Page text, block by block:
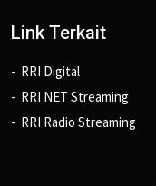
Link Terkait
RRI Digital
RRI NET Streaming
RRI Radio Streaming